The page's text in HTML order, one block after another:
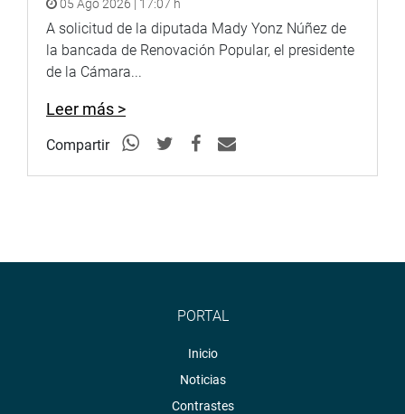
05 Ago 2026 | 17:07 h
A solicitud de la diputada Mady Yonz Núñez de
la bancada de Renovación Popular, el presidente
de la Cámara...
Leer más >
Compartir
PORTAL
Inicio
Noticias
Contrastes